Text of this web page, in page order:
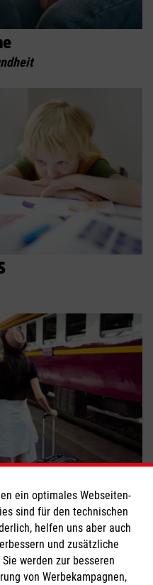
& Gesundheit
Artikel
ein optimales Webseiten-
sind für den technischen
helfen uns aber auch
und zusätzliche
werden zur besseren
von Werbekampagnen,